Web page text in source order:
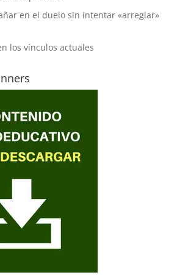
en el duelo sin intentar «arreglar»
los vínculos actuales